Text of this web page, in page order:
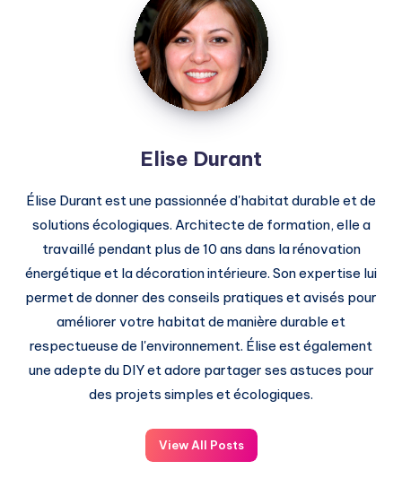
Durant
Elise Durant
Élise Durant est une passionnée d'habitat durable et de
solutions écologiques. Architecte de formation, elle a
travaillé pendant plus de 10 ans dans la rénovation
énergétique et la décoration intérieure. Son expertise lui
permet de donner des conseils pratiques et avisés pour
améliorer votre habitat de manière durable et
respectueuse de l'environnement. Élise est également
une adepte du DIY et adore partager ses astuces pour
des projets simples et écologiques.
View All Posts